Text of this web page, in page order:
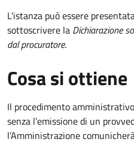
L'istanza può essere
sottoscrivere la Dichiarazione
dal procuratore.
Cosa si ottiene
Il procedimento
senza l’emissione di un
l’Amministrazione